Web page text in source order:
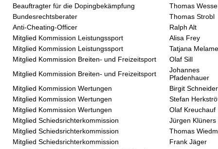
Beauftragter für die Dopingbekämpfung
Thomas
Bundesrechtsberater
Thomas Strobl
Anti-Cheating-Officer
Ralph Alt
Mitglied Kommission Leistungssport
Alisa Frey
Mitglied Kommission Leistungssport
Tatjana
Mitglied Kommission Breiten- und Freizeitsport
Olaf Sill
Mitglied Kommission Breiten- und Freizeitsport
Johannes
Pfadenhauer
Mitglied Kommission Wertungen
Birgit Schneider
Mitglied Kommission Wertungen
Stefan
Mitglied Kommission Wertungen
Olaf Kreuchauf
Mitglied Schiedsrichterkommission
Jürgen Klüners
Mitglied Schiedsrichterkommission
Thomas
Mitglied Schiedsrichterkommission
Frank Jäger